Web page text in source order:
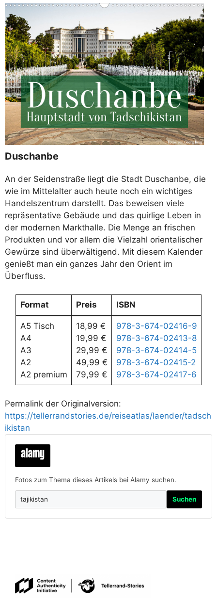
Duschanbe
An der Seidenstraße liegt die Stadt Duschanbe, die
wie im Mittelalter auch heute noch ein wichtiges
Handelszentrum darstellt. Das beweisen viele
repräsentative Gebäude und das quirlige Leben in
der modernen Markthalle. Die Menge an frischen
Produkten und vor allem die Vielzahl orientalischer
Gewürze sind überwältigend. Mit diesem Kalender
genießt man ein ganzes Jahr den Orient im
Überfluss.
Format Preis ISBN
A5 Tisch
A4
A3
A2
A2 premium
18,99 €
19,99 €
29,99 €
49,99 €
79,99 €
978-3-674-02416-9
978-3-674-02413-8
978-3-674-02414-5
978-3-674-02415-2
978-3-674-02417-6
Permalink der Originalversion:
https://tellerrandstories.de/reiseatlas/laender/tadsch
ikistan
Fotos zum Thema dieses Artikels bei Alamy suchen.
Suchen